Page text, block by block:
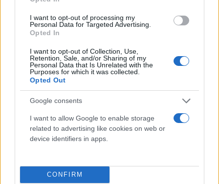
I want to opt-out of processing my
Personal Data for Targeted Advertising.
Opted In
I want to opt-out of Collection, Use,
Retention, Sale, and/or Sharing of my
Personal Data that Is Unrelated with the
Purposes for which it was collected.
Opted Out
Google consents
I want to allow Google to enable storage
related to advertising like cookies on web or
device identifiers in apps.
CONFIRM